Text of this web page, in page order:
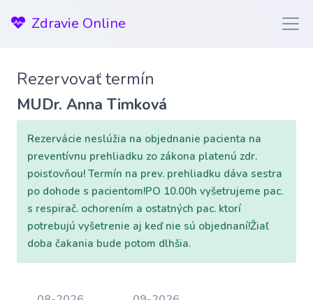
Zdravie Online
Rezervovať termín
MUDr. Anna Timková
Rezervácie neslúžia na objednanie pacienta na
preventívnu prehliadku zo zákona platenú zdr.
poisťovňou! Termín na prev. prehliadku dáva sestra
po dohode s pacientom!PO 10.00h vyšetrujeme pac.
s respirač. ochorením a ostatných pac. ktorí
potrebujú vyšetrenie aj keď nie sú objednaní!Žiaľ
doba čakania bude potom dlhšia.